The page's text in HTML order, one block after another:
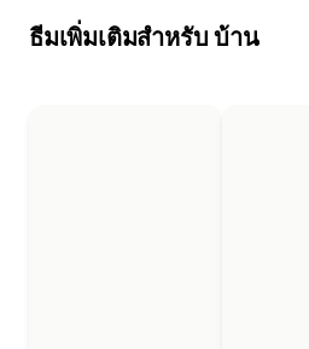
ธีมเพิ่มเติมสำหรับ บ้าน